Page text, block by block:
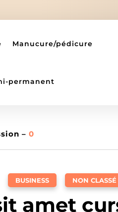
Manucure/pédicure
permanent
– 0
BUSINESS NON CLASSÉ
amet